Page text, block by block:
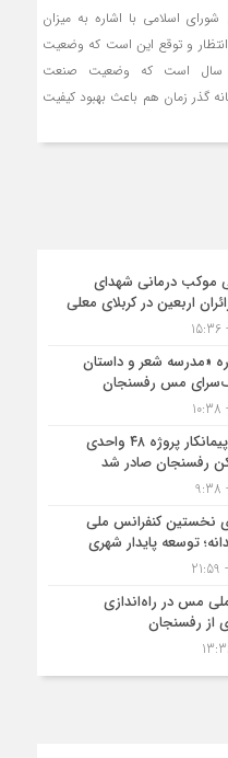
اسلامی با اشاره به میزان
و توقع این است که وضعیت
سال است که وضعیت صنعت
گذر زمان هم باعث بهبود کیفیت
موکب درمانی شهدای
اربعین در کربلای معلی
«مدرسه شعر و داستان
مس رفسنجان
دستور بازداشت پیمانکار پروژه ۴۸ واحدی
رفسنجان صادر شد
نخستین کنفرانس ملی
توسعه پایدار شهری
مس در راه‌اندازی
از رفسنجان